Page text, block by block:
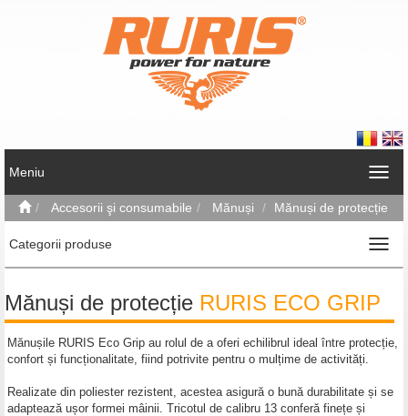
Meniu
Accesorii şi consumabile Mănuși Mănuși de protecție
Categorii produse
Mănuși de protecție RURIS ECO GRIP
Mănușile RURIS Eco Grip au rolul de a oferi echilibrul ideal între protecție,
confort și funcționalitate, fiind potrivite pentru o mulțime de activități.
Realizate din poliester rezistent, acestea asigură o bună durabilitate și se
adaptează ușor formei mâinii. Tricotul de calibru 13 conferă finețe și